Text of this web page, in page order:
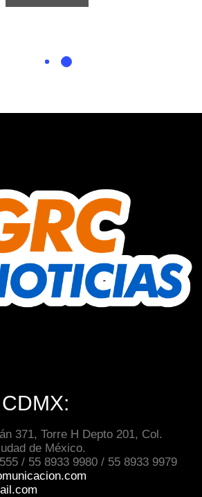
371, Torre H Depto 201, Col.
de México.
/ 55 8933 9980 / 55 8933 9979